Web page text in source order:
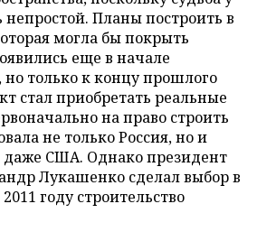
непростой. Планы построить в
могла бы покрыть
еще в начале
но только к концу прошлого
стал приобретать реальные
на право строить
не только Россия, но и
США. Однако президент
Лукашенко сделал выбор в
году строительство